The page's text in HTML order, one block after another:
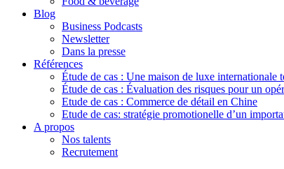
Blog
Business Podcasts
Newsletter
Dans la presse
Références
Étude de cas : Une maison de luxe internationale
Étude de cas : Évaluation des risques pour un
Etude de cas : Commerce de détail en Chine
Etude de cas: stratégie promotionelle d’un
A propos
Nos talents
Recrutement